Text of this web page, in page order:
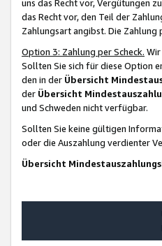
uns das Recht vor, Vergütungen
das Recht vor, den Teil der
Zahlungsart angibst. Die Zahlung
Option 3: Zahlung per Scheck.
Sollten Sie sich für diese Option
den in der Übersicht
der Übersicht
und Schweden nicht verfügbar.
Sollten Sie keine gültigen
oder die Auszahlung verdienter
Übersicht